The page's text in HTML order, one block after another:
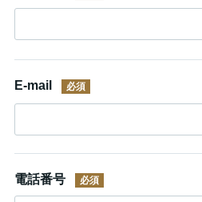
E-mail
電話番号